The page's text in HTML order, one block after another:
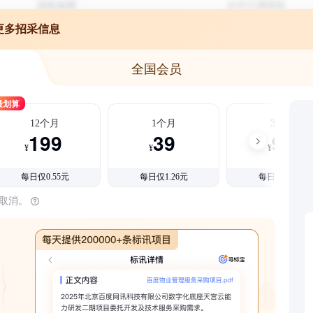
多招采信息
全国会员
划算
12个月
¥199
每日仅0.55元
1个月
¥39
每日仅1.26元
3个月
¥99
每日仅1.08元
消。